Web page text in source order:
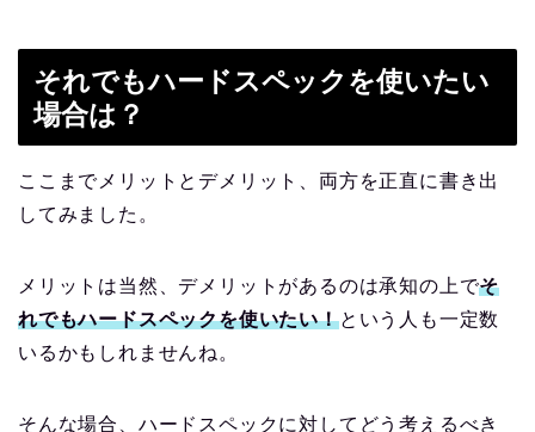
それでもハードスペックを使いたい
場合は？
ここまでメリットとデメリット、両方を正直に書き出
してみました。
メリットは当然、デメリットがあるのは承知の上でそ
れでもハードスペックを使いたい！という人も一定数
いるかもしれませんね。
そんな場合、ハードスペックに対してどう考えるべき